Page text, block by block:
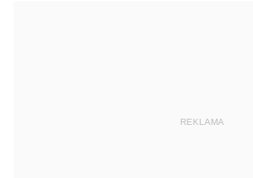
REKLAMA